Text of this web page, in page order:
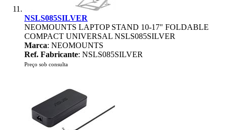
NSLS085SILVER
NEOMOUNTS LAPTOP STAND 10-17" FOLDABLE
COMPACT UNIVERSAL NSLS085SILVER
Marca: NEOMOUNTS
Ref. Fabricante: NSLS085SILVER
Preço sob consulta